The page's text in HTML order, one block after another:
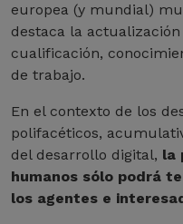
europea (y mundial)
destaca la
cualificación,
de trabajo.
En el contexto de los
polifacéticos,
del desarrollo digital, la
humanos sólo podrá
los agentes e